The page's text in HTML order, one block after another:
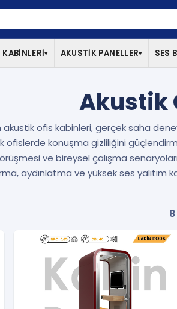
▾ AKUSTİK PANELLER▾ SES
Akustik
akustik ofis kabinleri, gerçek saha
ofislerde konuşma gizliliğini
ve bireysel çalışma
aydınlatma ve yüksek ses